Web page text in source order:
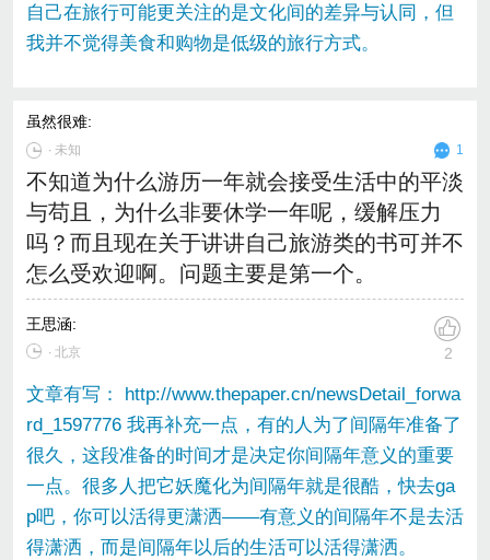
自己在旅行可能更关注的是文化间的差异与认同，但
我并不觉得美食和购物是低级的旅行方式。
虽然很难:
∙ 未知 1
不知道为什么游历一年就会接受生活中的平淡
与苟且，为什么非要休学一年呢，缓解压力
吗？而且现在关于讲讲自己旅游类的书可并不
怎么受欢迎啊。问题主要是第一个。
王思涵:
∙ 北京 2
文章有写： http://www.thepaper.cn/newsDetail_forwa
rd_1597776 我再补充一点，有的人为了间隔年准备了
很久，这段准备的时间才是决定你间隔年意义的重要
一点。很多人把它妖魔化为间隔年就是很酷，快去ga
p吧，你可以活得更潇洒——有意义的间隔年不是去活
得潇洒，而是间隔年以后的生活可以活得潇洒。